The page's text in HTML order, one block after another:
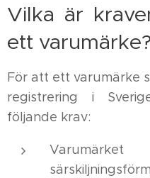
Vilka är
ett
För att ett varumärke
registrering i
följande krav: